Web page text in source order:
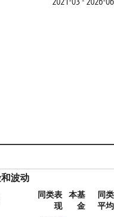
波动
同类表
现
本基
金
同类
平均